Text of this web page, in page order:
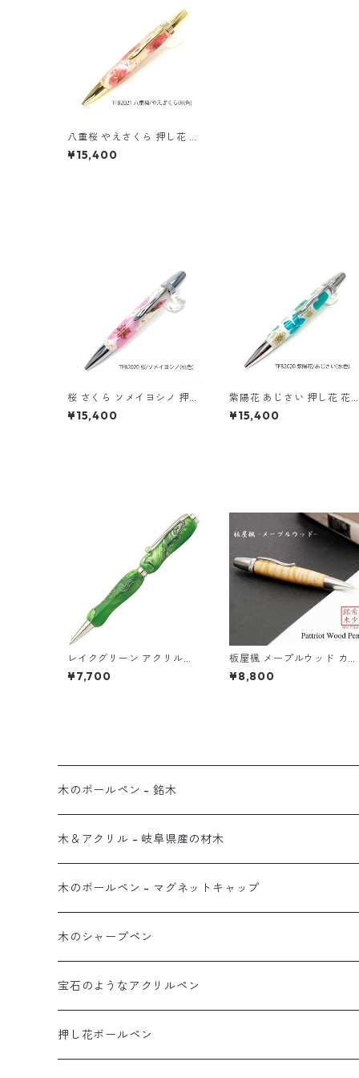
八重桜 やえさくら 押し花 花
柄 ペン パーカータイプ （桃
色 ピンク） TFB2021pk
¥15,400
桜 さくら ソメイヨシノ 押し
花 花柄 ペンパーカータイプ
桃色 ピンク TFB2020pk
¥15,400
紫陽花 あじさい 押し花 花
ペン パーカータイプ 水色 T
FB2020bl
¥15,400
レイクグリーン アクリルペ
ン Green TMA1600
¥7,700
板屋楓 メープルウッド カエ
デ ちじみ杢 銘木ボールペン
ウッドペン 木のボールペン
¥8,800
木のボールペン - 銘木
木＆アクリル - 岐阜県産の材木
木のボールペン - マグネットキャップ
木のシャープペン
宝石のようなアクリルペン
押し花ボールペン